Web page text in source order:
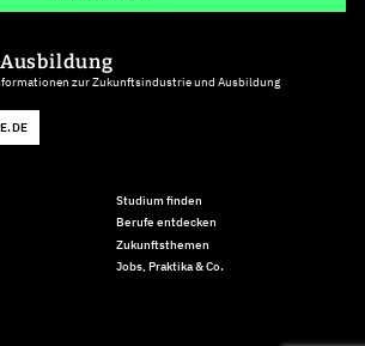
zur Zukunftsindustrie und Ausbildung
Studium finden
Berufe entdecken
Zukunftsthemen
Jobs, Praktika & Co.